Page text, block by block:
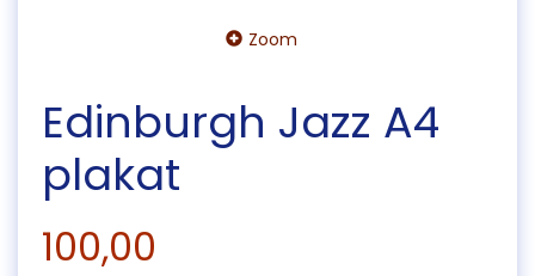
Zoom
Edinburgh Jazz A4
plakat
100,00